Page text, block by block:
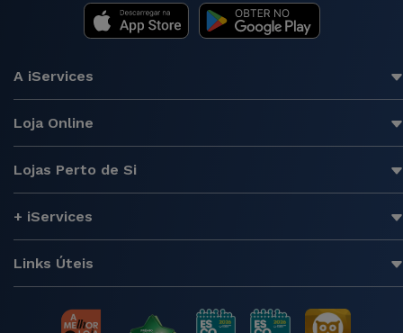
A iServices
Loja Online
Lojas Perto de Si
+ iServices
Links Úteis